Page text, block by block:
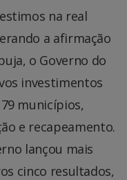
na real
a afirmação
o Governo do
investimentos
municípios,
e recapeamento.
lançou mais
cinco resultados,